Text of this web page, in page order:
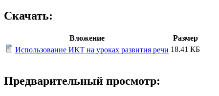
Скачать:
Вложение
Размер
Использование ИКТ на уроках развития речи 18.41 КБ
Предварительный просмотр: